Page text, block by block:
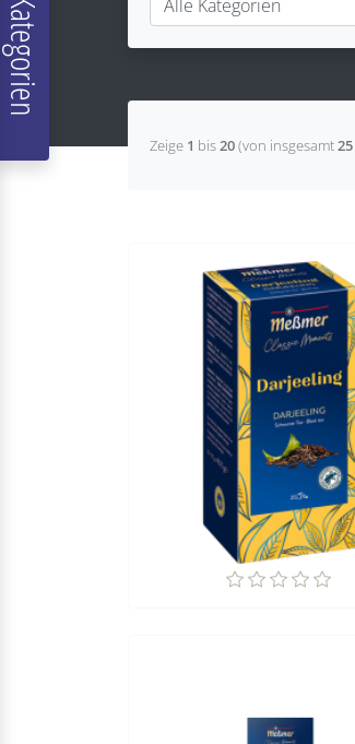
Zeige 1 bis20(von insgesamt25
Kategorien